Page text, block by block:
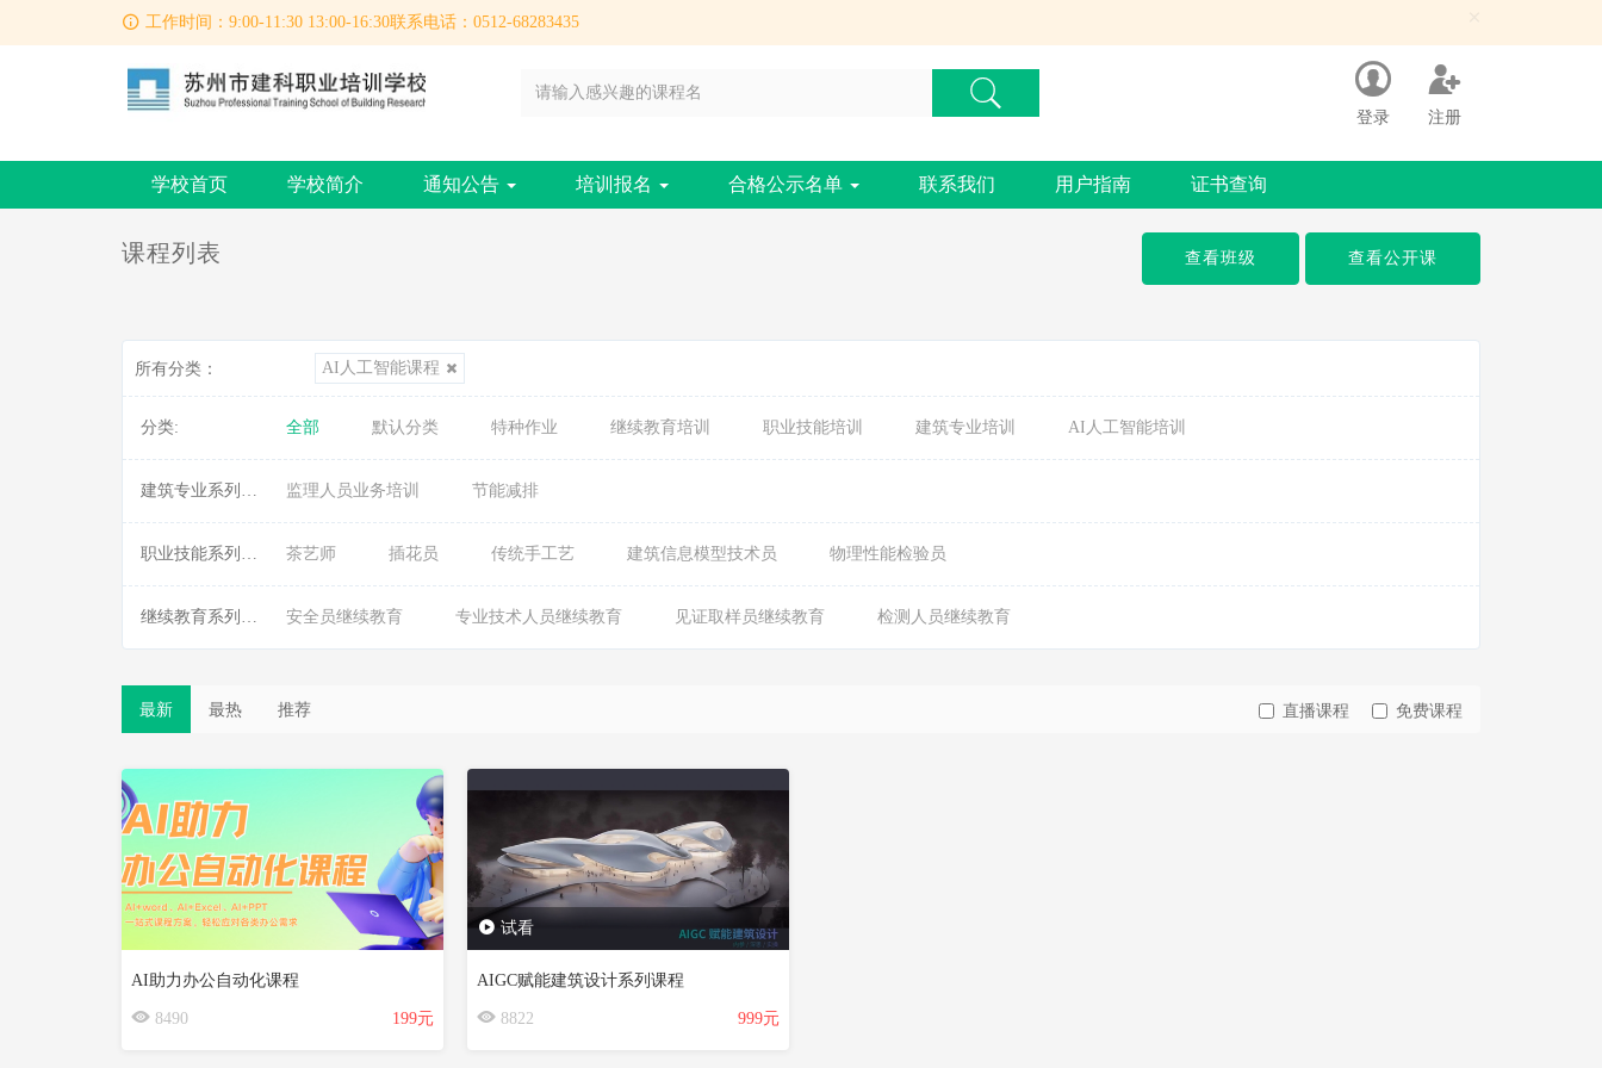
工作时间：9:00-11:30 13:00-16:30联系电话：0512-68283435
登录 注册
学校首页 学校简介 通知公告 培训报名 合格公示名单 联系我们 用户指南 证书查询
课程列表 查看班级 查看公开课
所有分类： AI人工智能课程
分类: 全部 默认分类 特种作业 继续教育培训 职业技能培训 建筑专业培训 AI人工智能培训
建筑专业系列课程: 监理人员业务培训 节能减排
职业技能系列课程: 茶艺师 插花员 传统手工艺 建筑信息模型技术员 物理性能检验员
继续教育系列课程: 安全员继续教育 专业技术人员继续教育 见证取样员继续教育 检测人员继续教育
最新 最热 推荐 直播课程 免费课程
AI助力办公自动化课程
8490 199元
试看
AIGC赋能建筑设计系列课程
8822 999元